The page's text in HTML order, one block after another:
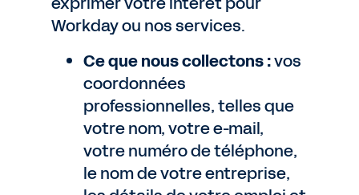
Workday ou nos services.
Ce que nous collectons :vos
coordonnées
professionnelles, telles que
votre nom, votre e-mail,
votre numéro de téléphone,
le nom de votre entreprise,